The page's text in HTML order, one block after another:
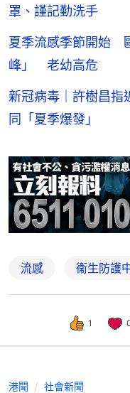
罩、謹記勤洗手
夏季流感季節開始
峰」 老幼高危
新冠病毒｜許樹昌
同「夏季爆發」
流感 衞生防護
1
港聞 社會新聞